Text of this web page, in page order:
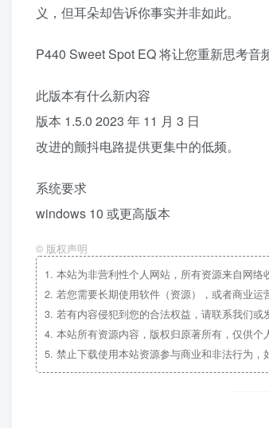
义，但耳朵却告诉你事实并非如此。
P440 Sweet Spot EQ 将让您重新思考
此版本有什么新内容
版本 1.5.0 2023 年 11 月 3 日
改进的颤抖电路提供更集中的低频。
系统要求
windows 10 或更高版本
© 版权声明
1. 本站为非营利性个人网站，所有资源来自网络
2. 若您需要长期使用软件（资源），或者商业运
3. 若有内容侵犯到您的合法权益，请联系我们或
4. 本站所有资源内容，版权归原著所有，仅供个
5. 禁止下载使用本站资源参与商业和非法行为